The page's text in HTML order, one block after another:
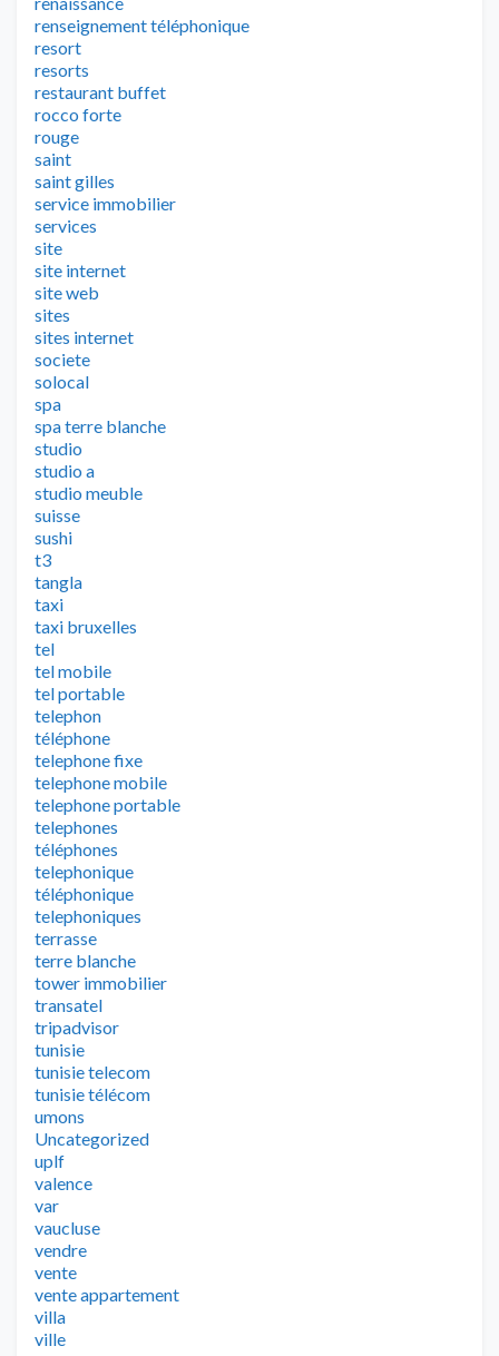
renseignement téléphonique
resort
resorts
restaurant buffet
rocco forte
rouge
saint
saint gilles
service immobilier
services
site
site internet
site web
sites
sites internet
societe
solocal
spa
spa terre blanche
studio
studio a
studio meuble
suisse
sushi
t3
tangla
taxi
taxi bruxelles
tel
tel mobile
tel portable
telephon
téléphone
telephone fixe
telephone mobile
telephone portable
telephones
téléphones
telephonique
téléphonique
telephoniques
terrasse
terre blanche
tower immobilier
transatel
tripadvisor
tunisie
tunisie telecom
tunisie télécom
umons
Uncategorized
uplf
valence
var
vaucluse
vendre
vente
vente appartement
villa
ville